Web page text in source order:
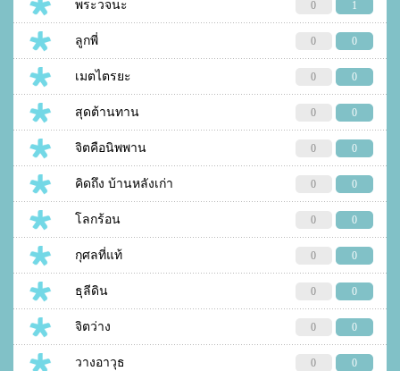
พระวจนะ 0 1
ลูกพี่ 0 0
เมตไตรยะ 0 0
สุดต้านทาน 0 0
จิตคือนิพพาน 0 0
คิดถึง บ้านหลังเก่า 0 0
โลกร้อน 0 0
กุศลที่แท้ 0 0
ธุลีดิน 0 0
จิตว่าง 0 0
วางอาวุธ 0 0